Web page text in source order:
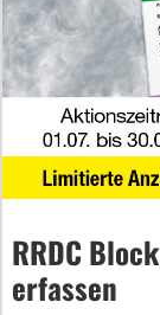
RRDC
erfassen